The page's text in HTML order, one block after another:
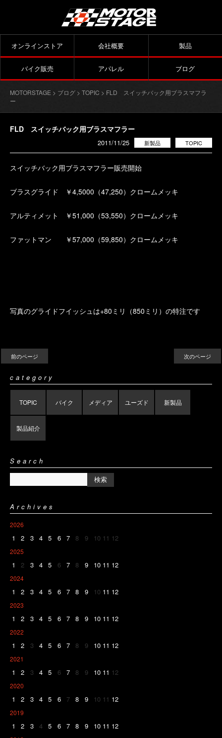
オンラインストア 会社概要 製品
バイク販売 アパレル ブログ
MOTORSTAGE > ブログ > TOPIC > FLD スイッチバック用ブラスマフラ
ー
FLD スイッチバック用ブラスマフラー
TOPIC
新製品
2011/11/25
スイッチバック用ブラスマフラー販売開始
ブラスグライド ￥4,5000（47,250）クロームメッキ
アルティメット ￥51,000（53,550）クロームメッキ
ファットマン ￥57,000（59,850）クロームメッキ
写真のグライドフイッシュは+80ミリ（850ミリ）の特注です
前のページ 次のページ
category
TOPIC バイク メディア ユーズド 新製品
製品紹介
Search
Archives
2026
1 2 3 4 5 6 7 8 9 10 11 12
2025
1 2 3 4 5 6 7 8 9 10 11 12
2024
1 2 3 4 5 6 7 8 9 10 11 12
2023
1 2 3 4 5 6 7 8 9 10 11 12
2022
1 2 3 4 5 6 7 8 9 10 11 12
2021
1 2 3 4 5 6 7 8 9 10 11 12
2020
1 2 3 4 5 6 7 8 9 10 11 12
2019
1 2 3 4 5 6 7 8 9 10 11 12